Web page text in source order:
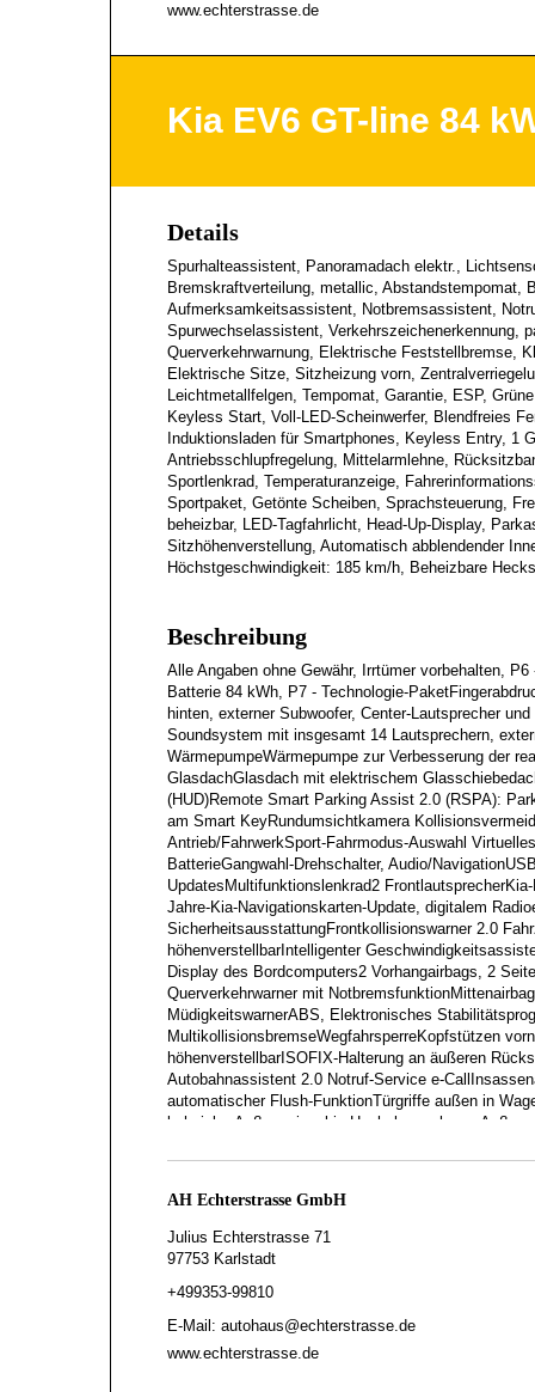
www.echterstrasse.de
Kia EV6 GT-line 84
Details
Spurhalteassistent, Panoramadach elektr.,
Bremskraftverteilung, metallic, Abstandstempomat,
Aufmerksamkeitsassistent, Notbremsassistent,
Spurwechselassistent, Verkehrszeichenerkennung,
Querverkehrwarnung, Elektrische Feststellbremse,
Elektrische Sitze, Sitzheizung vorn,
Leichtmetallfelgen, Tempomat, Garantie, ESP,
Keyless Start, Voll-LED-Scheinwerfer, Blendfreies
Induktionsladen für Smartphones, Keyless Entry, 1
Antriebsschlupfregelung, Mittelarmlehne,
Sportlenkrad, Temperaturanzeige,
Sportpaket, Getönte Scheiben, Sprachsteuerung,
beheizbar, LED-Tagfahrlicht, Head-Up-Display,
Sitzhöhenverstellung, Automatisch abblendender
Höchstgeschwindigkeit: 185 km/h, Beheizbare
Beschreibung
Alle Angaben ohne Gewähr, Irrtümer vorbehalten,
Batterie 84 kWh, P7 - Technologie-
hinten, externer Subwoofer, Center-Lautsprecher
Soundsystem mit insgesamt 14 Lautsprechern,
WärmepumpeWärmepumpe zur Verbesserung der
GlasdachGlasdach mit elektrischem
(HUD)Remote Smart Parking Assist 2.0 (RSPA):
am Smart KeyRundumsichtkamera
Antrieb/FahrwerkSport-Fahrmodus-Auswahl
BatterieGangwahl-Drehschalter, Audio/
UpdatesMultifunktionslenkrad2
Jahre-Kia-Navigationskarten-Update, digitalem
SicherheitsausstattungFrontkollisionswarner 2.0
höhenverstellbarIntelligenter
Display des Bordcomputers2 Vorhangairbags, 2
Querverkehrwarner mit
MüdigkeitswarnerABS, Elektronisches
MultikollisionsbremseWegfahrsperreKopfstützen
höhenverstellbarISOFIX-Halterung an äußeren
Autobahnassistent 2.0 Notruf-Service e-
automatischer Flush-FunktionTürgriffe außen in
beheizbarAußenspiegel in
AußengeräuschdämmungPrivacy-Verglasung
RücksitzlehnenSki-DurchreicheSitzventilation
Kombination Leder- und Wildlederoptik in Schwarz
geteilt (60:40), umklappbarBeifahrersitz
elektrisch einstellbarElektrische Sitzverstellung
InnenausstattungGetränkehalter vornAblagefach im
hintenLED-Spots in Dachkonsole
beheizbarGetränkehalterGepäcknetzösen im
AH Echterstrasse GmbH
Julius Echterstrasse 71
97753 Karlstadt
+499353-99810
E-Mail: autohaus@echterstrasse.de
www.echterstrasse.de